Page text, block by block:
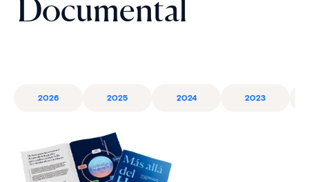
Documental
2026 2025 2024 2023